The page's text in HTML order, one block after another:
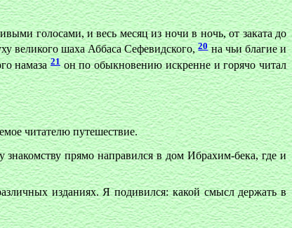
голосами, и весь месяц из ночи в ночь, от заката до
великого шаха Аббаса Сефевидского,20на чьи благие и
намаза21 он по обыкновению искренне и горячо читал
читателю путешествие.
прямо направился в дом Ибрахим-бека, где и
изданиях. Я подивился: какой смысл держать в